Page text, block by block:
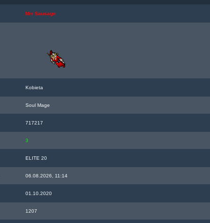
Mrr Sausage
Kobieta
Soul Mage
717217
3
ELITE 20
06.08.2026, 11:14
01.10.2020
1207